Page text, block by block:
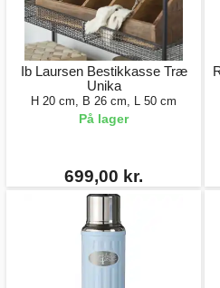
Ib Laursen Bestikkasse Træ
Unika
H 20 cm, B 26 cm, L 50 cm
På lager
699,00 kr.